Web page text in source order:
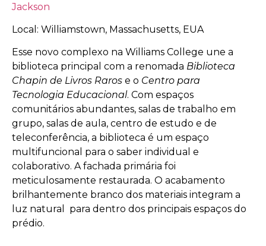
Jackson
Local: Williamstown, Massachusetts, EUA
Esse novo complexo na Williams College une a
biblioteca principal com a renomada Biblioteca
Chapin de Livros Raros e o Centro para
Tecnologia Educacional. Com espaços
comunitários abundantes, salas de trabalho em
grupo, salas de aula, centro de estudo e de
teleconferência, a biblioteca é um espaço
multifuncional para o saber individual e
colaborativo. A fachada primária foi
meticulosamente restaurada. O acabamento
brilhantemente branco dos materiais integram a
luz natural para dentro dos principais espaços do
prédio.